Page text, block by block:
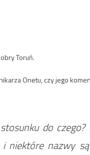
Toruń.
Onetu, czy jego
do
niektóre nazwy